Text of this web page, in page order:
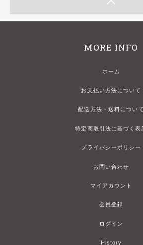
MORE INFO
ホーム
お支払い方法について
配送方法・送料について
特定商取引法に基づく表
プライバシーポリシー
お問い合わせ
マイアカウント
会員登録
ログイン
History